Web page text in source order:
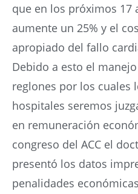
que en los próximos 17
aumente un 25% y el
apropiado del fallo
Debido a esto el
reglones por los cuales
hospitales seremos
en remuneración
congreso del ACC el
presentó los datos
penalidades